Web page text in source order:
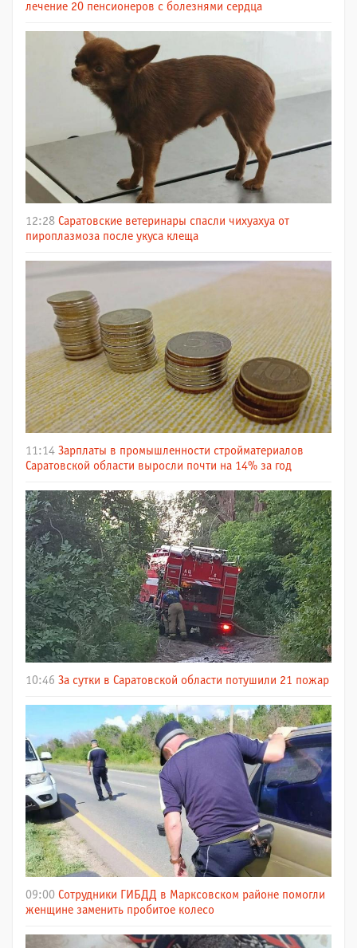
лечение 20 пенсионеров с болезнями сердца
12:28 Саратовские ветеринары спасли чихуахуа от
пироплазмоза после укуса клеща
11:14 Зарплаты в промышленности стройматериалов
Саратовской области выросли почти на 14% за год
10:46 За сутки в Саратовской области потушили 21 пожар
09:00 Сотрудники ГИБДД в Марксовском районе помогли
женщине заменить пробитое колесо